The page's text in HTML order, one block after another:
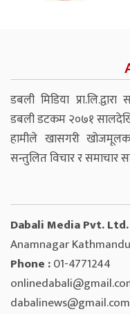
डबली मिडिया
डबली डटकम २०७१
हामीले खासगरी
सन्तुलित विचार र समाचार
Dabali Media Pvt. Ltd.
Anamnagar Kathmandu
Phone :01-4771244
dabalinews@gmail.com